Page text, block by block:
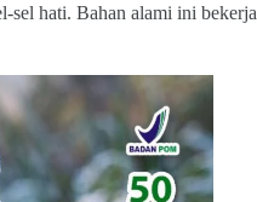
sel hati. Bahan alami ini bekerja